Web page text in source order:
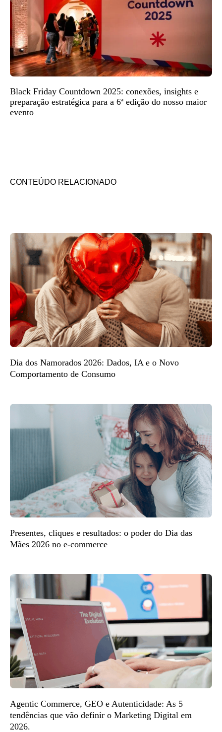
Black Friday Countdown 2025: conexões, insights e
preparação estratégica para a 6ª edição do nosso maior
evento
CONTEÚDO RELACIONADO
Dia dos Namorados 2026: Dados, IA e o Novo
Comportamento de Consumo
Presentes, cliques e resultados: o poder do Dia das
Mães 2026 no e-commerce
Agentic Commerce, GEO e Autenticidade: As 5
tendências que vão definir o Marketing Digital em
2026.